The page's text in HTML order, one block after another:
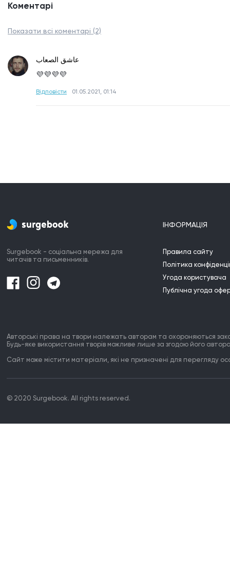
Коментарі
Показати всі коментарі (2)
عاشق الصعاب
💜💜💜💜
Відповісти 01.05.2021, 01:14
Surgebook - соціальна мережа для
читачів та письменників.
ІНФОРМАЦІЯ
Правила сайту
Політика
Угода користувача
Публічна угода
Авторські права на твори належать авторам та охороняються
Будь-яке використання творів можливе лише за згодою його
Сайт може містити матеріали, які не призначені для перегляду
© 2020 Surgebook. All rights reserved.